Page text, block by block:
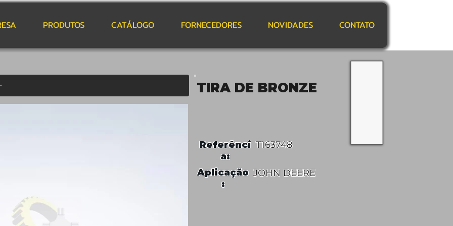
PRODUTOS CATÁLOGO FORNECEDORES NOVIDADES CONTATO
TIRA DE BRONZE
Referênci
a:
T163748
Aplicação
:
JOHN DEERE